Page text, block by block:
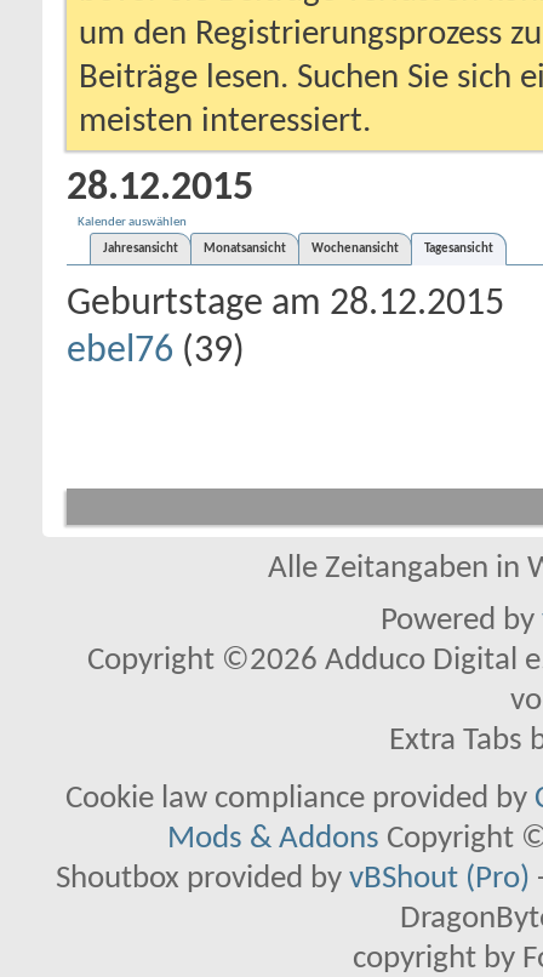
um den Registrierungsprozess
Beiträge lesen. Suchen Sie sich
meisten interessiert.
28.12.2015
Kalender auswählen
Jahresansicht
Monatsansicht Wochenansicht Tagesansicht
Geburtstage am 28.12.2015
ebel76 (39)
Alle Zeitangaben in
Powered by
Copyright ©2026 Adduco Digital
Extra Tabs
Cookie law compliance provided by
Mods & Addons Copyright
Shoutbox provided by vBShout (Pro)
copyright by